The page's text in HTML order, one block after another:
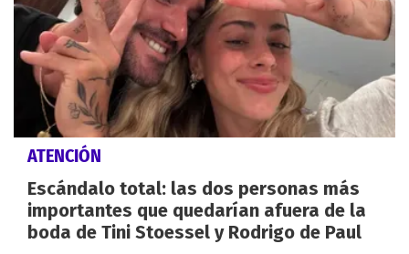
ATENCIÓN
Escándalo total: las dos personas más
importantes que quedarían afuera de la
boda de Tini Stoessel y Rodrigo de Paul